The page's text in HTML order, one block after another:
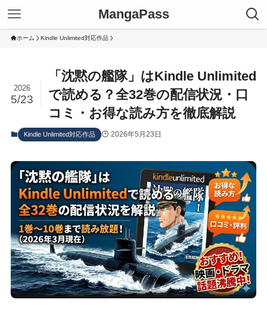
MangaPass
ホーム Kindle Unlimited対応作品
「沈黙の艦隊」はKindle Unlimited
で読める？全32巻の配信状況・口
コミ・お得な読み方を徹底解説
2026
5/23
Kindle Unlimited対応作品 2026年5月23日